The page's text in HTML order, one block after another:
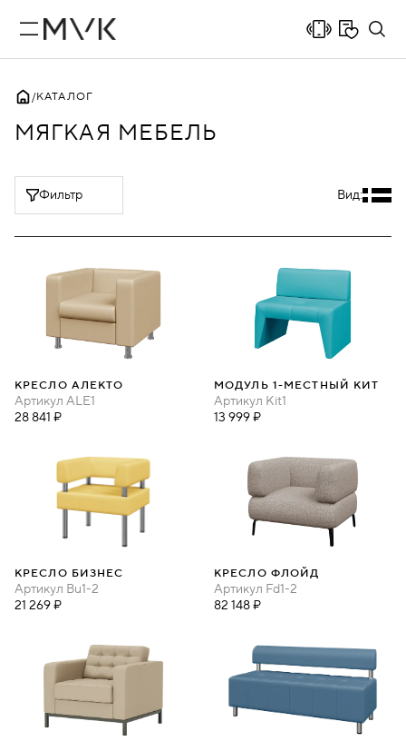
КАТАЛОГ
МЯГКАЯ МЕБЕЛЬ
Фильтр Вид:
КРЕСЛО АЛЕКТО
Артикул ALE1
28 841 ₽
МОДУЛЬ 1-МЕСТНЫЙ КИТ
Артикул Kit1
13 999 ₽
КРЕСЛО БИЗНЕС
Артикул Bu1-2
21 269 ₽
КРЕСЛО ФЛОЙД
Артикул Fd1-2
82 148 ₽